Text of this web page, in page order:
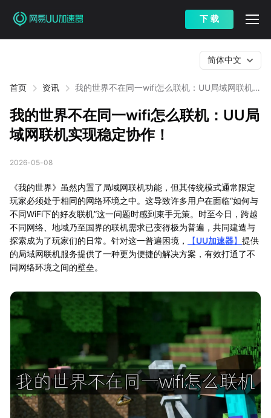
下 载
首页 资讯
我的世界不在同一wifi怎么联机：UU局域网联机实
简体中文
我的世界不在同一wifi怎么联机：UU局
域网联机实现稳定协作！
2026-05-08
《我的世界》虽然内置了局域网联机功能，但其传统模式通常限定
玩家必须处于相同的网络环境之中。这导致许多用户在面临“如何与
不同WiFi下的好友联机”这一问题时感到束手无策。时至今日，跨越
不同网络、地域乃至国界的联机需求已变得极为普遍，共同建造与
探索成为了玩家们的日常。针对这一普遍困境，
【UU加速器】 提供
的局域网联机服务提供了一种更为便捷的解决方案，有效打通了不
同网络环境之间的壁垒。